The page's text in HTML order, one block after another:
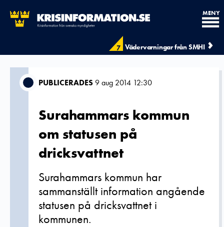
7 Vädervarningar från SMHI
MENY
PUBLICERADES9 aug 2014 12:30
Surahammars kommun
om statusen på
dricksvattnet
Surahammars kommun har
sammanställt information angående
statusen på dricksvattnet i
kommunen.